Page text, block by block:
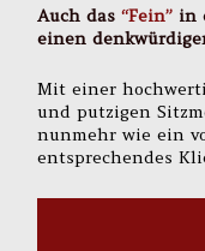
Auch das“Fein” in
einen
Mit einer
und putzigen
nunmehr wie ein
entsprechendes